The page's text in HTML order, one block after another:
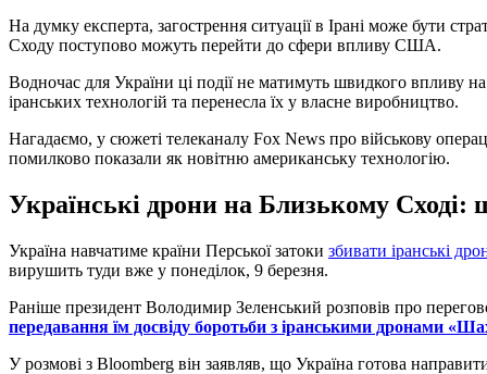
На думку експерта, загострення ситуації в Ірані може бути
Сходу поступово можуть перейти до сфери впливу США.
Водночас для України ці події не матимуть швидкого впливу на
іранських технологій та перенесла їх у власне виробництво.
Нагадаємо, у сюжеті телеканалу Fox News про військову
помилково показали як новітню американську технологію.
Українські дрони на Близькому Сході:
Україна навчатиме країни Перської затоки збивати іранські
вирушить туди вже у понеділок, 9 березня.
Раніше президент Володимир Зеленський розповів про
передавання їм досвіду боротьби з іранськими дронами
У розмові з Bloomberg він заявляв, що Україна готова